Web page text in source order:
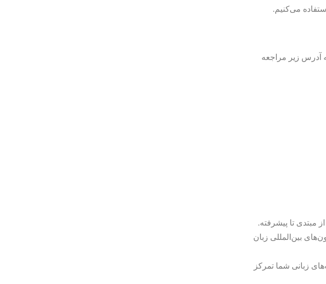
می‌کنیم.
آدرس زیر مراجعه
مبتدی تا پیشرفته.
بین‌المللی زبان
زبانی شما تمرکز